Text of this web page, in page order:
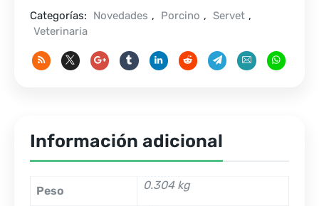
Categorías:
Novedades , Porcino , Servet ,
Veterinaria
Información adicional
Peso 0.304 kg